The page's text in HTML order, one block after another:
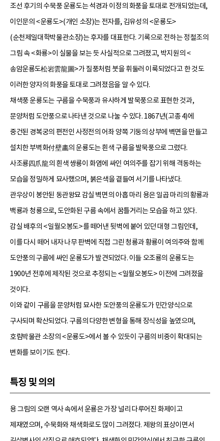
조선 후기의 수묵풍 운룡도는 석경과 이정의 화풍을 토대로 전개되었는데,
이인문의 <운룡도>(개인 소장)는 전자를, 김유성의 <운룡도>
(순천제일대학박물관소장)는 후자를 대표한다. 기록으로 전하는 정철조의
그림 속 <화룡>이 실물을 보는 듯 사실적으로 그려졌고, 박지원의 <
송암운룡도松岩雲龍圖>가 질풍처럼 붓을 휘둘러 이룩되었다고 한 것도
이러한 양자의 화풍을 토대로 그려졌음을 알 수 있다.
채색풍 운룡도는 구름을 수묵풍과 유사하게 발묵풍으로 표현한 것과,
문양처럼 도안풍으로 나타낸 것으로 나눌 수 있다. 1867년(고종 4)에
중건된 경복궁의 편전인 사정전의 어좌 양쪽 기둥의 상부에 벽면을 만들고
설치한 부벽화付壁畵의 운룡도는 흰색 구름을 발묵풍으로 그렸다.
사조룡四爪龍의 흰색 쌍룡이 화염에 싸인 여의주를 잡기 위해 격동하는
모습을 정밀하게 묘사했으며, 붉은색을 곁들여 서기를 나타냈다.
관우상이 봉안된 동관왕묘 감실 벽면의 아홉 마리 용은 일곱 마리의 황룡과
백룡과 청룡으로, 도안화된 구름 속에서 꿈틀거리는 모습을 하고 있다.
감실 배후의 <일월오봉도>를 떼어낸 뒷벽에 붙어 있던 대형 그림인데,
이를 다시 떼어 내자 나무 판벽에 직접 그린 청룡과 황룡이 여의주와 함께
도안풍의 구름에 싸인 운룡도가 발견되었다. 이들 오조룡의 운룡도는
1900년 전후에 제작된 것으로 추정되는 <일월오봉도> 이전에 그려졌을
것이다.
이와 같이 구름을 문양처럼 묘사한 도안풍의 운룡도가 민간양식으로
구사되며 확산되었다. 구름의 다양한 변형을 통해 장식성을 높였으며,
호림박물관 소장의 <운룡도>에서 볼 수 있듯이 구름의 비중이 확대되는
변화를 보이기도 한다.
특징 및 의의
용 그림의 오랜 역사 속에서 운룡은 가장 널리 다루어진 화제이고
제재였으며, 수묵화와 채색화로도 많이 그려졌다. 제왕의 표상이면서